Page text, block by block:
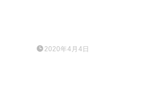
2020年4月4日